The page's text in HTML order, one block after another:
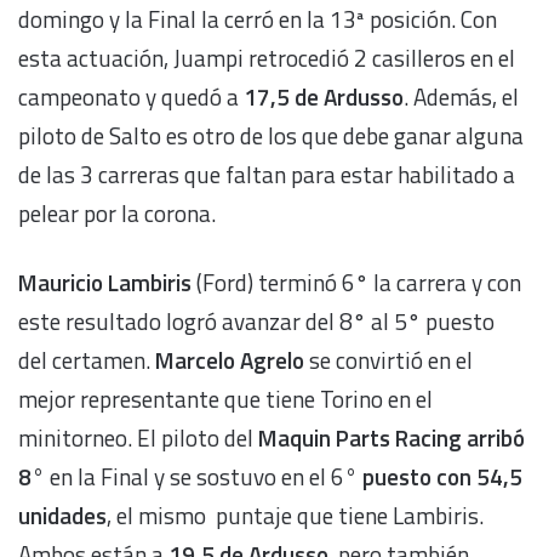
domingo y la Final la cerró en la 13ª posición. Con
esta actuación, Juampi retrocedió 2 casilleros en el
campeonato y quedó a 17,5 de Ardusso. Además, el
piloto de Salto es otro de los que debe ganar alguna
de las 3 carreras que faltan para estar habilitado a
pelear por la corona.
Mauricio Lambiris(Ford) terminó 6° la carrera y con
este resultado logró avanzar del 8° al 5° puesto
del certamen.Marcelo Agrelose convirtió en el
mejor representante que tiene Torino en el
minitorneo. El piloto del Maquin Parts Racing arribó
8° en la Final y se sostuvo en el 6° puesto con 54,5
unidades, el mismo puntaje que tiene Lambiris.